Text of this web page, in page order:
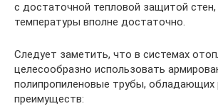
с достаточной тепловой защитой
температуры вполне достаточно.
Следует заметить, что в системах
целесообразно использовать
полипропиленовые трубы, обладающих
преимуществ: